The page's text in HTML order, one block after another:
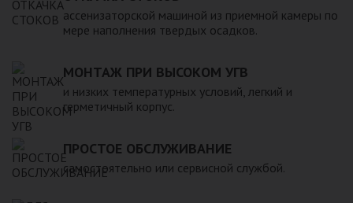
компанией, произведена в полном соответствии с
действующими стандартами и полностью безопасна в
экологическом отношении.
ассенизаторской машиной из приемной камеры по
мере наполнения твердых осадков.
МОНТАЖ ПРИ ВЫСОКОМ УГВ
и низких температурных условий, легкий и
герметичный корпус.
ПРОСТОЕ ОБСЛУЖИВАНИЕ
самостоятельно или сервисной службой.